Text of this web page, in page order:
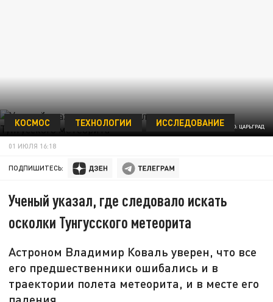
ФОТО: ЦАРЬГРАД
КОСМОС ТЕХНОЛОГИИ ИССЛЕДОВАНИЕ
01 ИЮЛЯ 16:18
ПОДПИШИТЕСЬ:
Ученый указал, где следовало искать
осколки Тунгусского метеорита
Астроном Владимир Коваль уверен, что все
его предшественники ошибались и в
траектории полета метеорита, и в месте его
падения.